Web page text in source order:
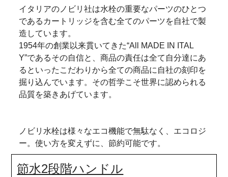
イタリアのノビリ社は水栓の重要なパーツのひとつ
であるカートリッジを含む全てのパーツを自社で製
造しています。
1954年の創業以来貫いてきた“All MADE IN ITAL
Y”であるその自信と、商品の責任は全て自分達にあ
るといったこだわりから全ての商品に自社の刻印を
掘り込んでいます。その哲学こそ世界に認められる
品質を築きあげています。
ノビリ水栓は様々なエコ機能で無駄なく、エコロジ
ー。使い方を変えずに、節約可能です。
節水2段階ハンドル